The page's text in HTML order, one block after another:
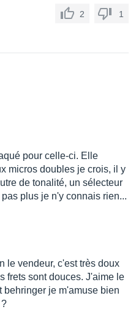
2 1
pour celle-ci. Elle
micros doubles je crois, il y
de tonalité, un sélecteur
plus je n'y connais rien...
le vendeur, c'est très doux
frets sont douces. J'aime le
behringer je m'amuse bien